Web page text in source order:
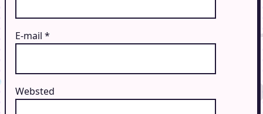
E-mail *
Websted